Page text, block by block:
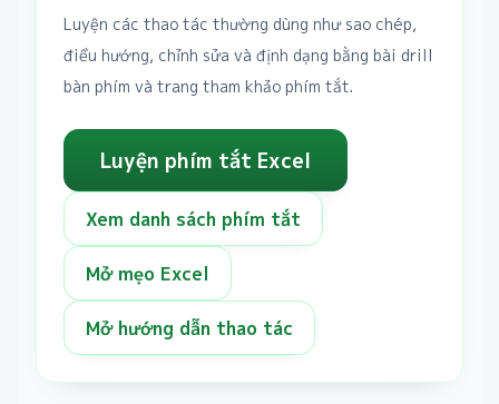
Luyện các thao tác thường dùng như sao chép,
điều hướng, chỉnh sửa và định dạng bằng bài drill
bàn phím và trang tham khảo phím tắt.
Luyện phím tắt Excel
Xem danh sách phím tắt
Mở mẹo Excel
Mở hướng dẫn thao tác